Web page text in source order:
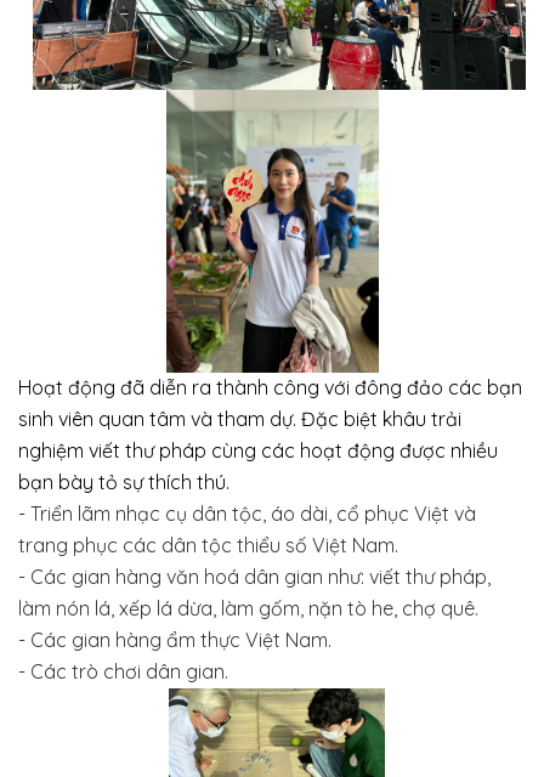
Hoạt động đã diễn ra thành công với đông đảo các bạn
sinh viên quan tâm và tham dự. Đặc biệt khâu trải
nghiệm viết thư pháp cùng các hoạt động được nhiều
bạn bày tỏ sự thích thú.
- Triển lãm nhạc cụ dân tộc, áo dài, cổ phục Việt và
trang phục các dân tộc thiểu số Việt Nam.
- Các gian hàng văn hoá dân gian như: viết thư pháp,
làm nón lá, xếp lá dừa, làm gốm, nặn tò he, chợ quê.
- Các gian hàng ẩm thực Việt Nam.
- Các trò chơi dân gian.